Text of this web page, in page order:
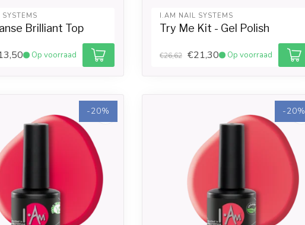
Brilliant Top
Op voorraad
I.AM NAIL SYSTEMS
Try Me Kit - Gel Polish
€26,62 €21,30 Op voorraad
-20% -20%